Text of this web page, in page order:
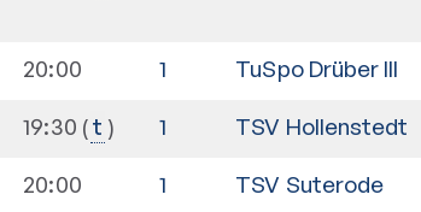
20:00 1 TuSpo Drüber III
19:30 t 1 TSV Hollenstedt
20:00 1 TSV Suterode